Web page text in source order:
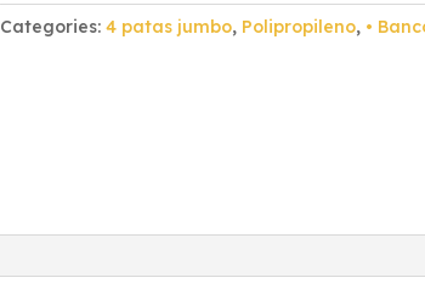
Categories:4 patas jumbo, Polipropileno, •